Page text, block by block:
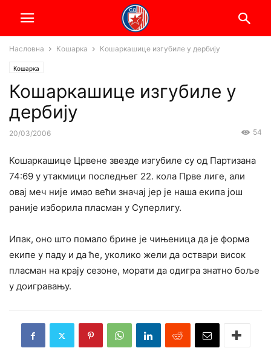
Насловна Кошарка Кошаркашице изгубиле у дербију
Кошарка
Кошаркашице изгубиле у
дербију
20/03/2006 54
Кошаркашице Црвене звезде изгубиле су од Партизана
74:69 у утакмици последњег 22. кола Прве лиге, али
овај меч није имао већи значај јер је наша екипа још
раније изборила пласман у Суперлигу.
Ипак, оно што помало брине је чињеница да је форма
екипе у паду и да ће, уколико жели да оствари висок
пласман на крају сезоне, морати да одигра знатно боље
у доигравању.